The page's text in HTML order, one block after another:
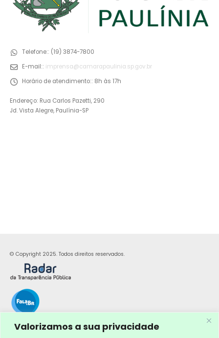
Valorizamos a sua privacidade
Telefone:: (19) 3874-7800
E-mail:: imprensa@camarapaulinia.sp.gov.br
Horário de atendimento:: 8h às 17h
Endereço: Rua Carlos Pazetti, 290
Jd. Vista Alegre, Paulínia-SP
© Copyright 2025. Todos direitos reservados.